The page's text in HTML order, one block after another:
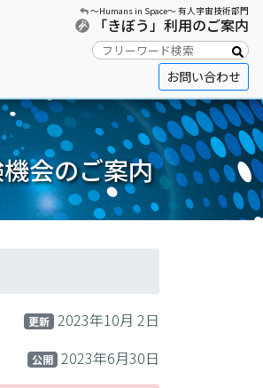
〜Humans in Space〜 有人宇宙技術部門
「きぼう」利用のご案内
お問い合わせ
会のご案内
更新 2023年10月 2日
公開 2023年6月30日